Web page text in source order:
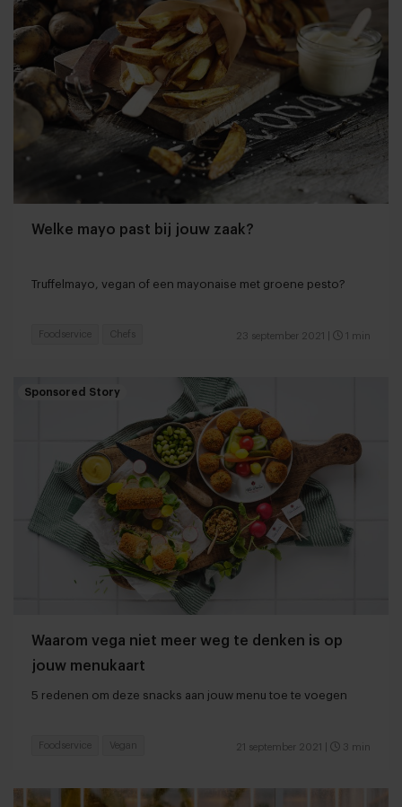
Welke mayo past bij jouw zaak?
Truffelmayo, vegan of een mayonaise met groene pesto?
23 september 2021 1 min
Foodservice Chefs
Sponsored Story
Waarom vega niet meer weg te denken is op
jouw menukaart
5 redenen om deze snacks aan jouw menu toe te voegen
21 september 2021 3 min
Foodservice Vegan